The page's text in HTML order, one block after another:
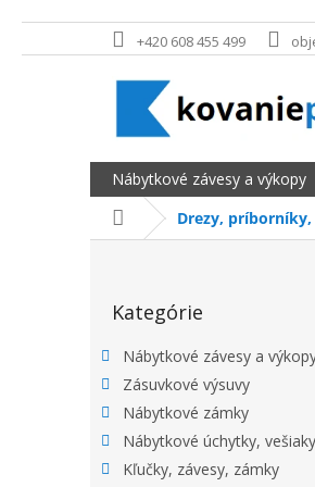
Prejsť na obsah +420 608 455 499
Nábytkové závesy a výkopy
DomovDrezy, príborníky,
BOČNÝ PANEL
Kategórie
Nábytkové závesy a
Zásuvkové výsuvy
Nábytkové zámky
Nábytkové úchytky,
Kľučky, závesy, zámky